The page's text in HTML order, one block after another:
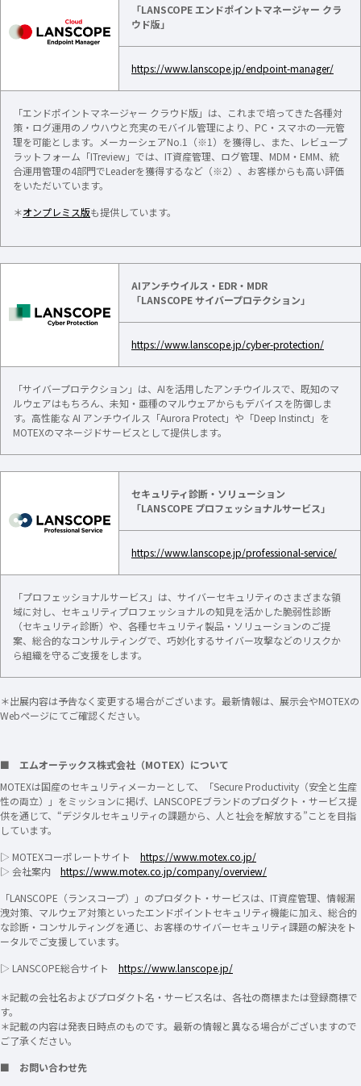
「LANSCOPE エンドポイントマネージャー クラ
ウド版」
https://www.lanscope.jp/endpoint-manager/
「エンドポイントマネージャー クラウド版」は、これまで培ってきた各種対
策・ログ運用のノウハウと充実のモバイル管理により、PC・スマホの一元管
理を可能とします。メーカーシェアNo.1（※1）を獲得し、また、レビュープ
ラットフォーム「ITreview」では、IT資産管理、ログ管理、MDM・EMM、統
合運用管理の4部門でLeaderを獲得するなど（※2）、お客様からも高い評価
をいただいています。
＊オンプレミス版も提供しています。
AIアンチウイルス・EDR・MDR
「LANSCOPE サイバープロテクション」
https://www.lanscope.jp/cyber-protection/
「サイバープロテクション」は、AIを活用したアンチウイルスで、既知のマ
ルウェアはもちろん、未知・亜種のマルウェアからもデバイスを防御しま
す。高性能な AI アンチウイルス「Aurora Protect」や「Deep Instinct」を
MOTEXのマネージドサービスとして提供します。
セキュリティ診断・ソリューション
「LANSCOPE プロフェッショナルサービス」
https://www.lanscope.jp/professional-service/
「プロフェッショナルサービス」は、サイバーセキュリティのさまざまな領
域に対し、セキュリティプロフェッショナルの知見を活かした脆弱性診断
（セキュリティ診断）や、各種セキュリティ製品・ソリューションのご提
案、総合的なコンサルティングで、巧妙化するサイバー攻撃などのリスクか
ら組織を守るご支援をします。
＊出展内容は予告なく変更する場合がございます。最新情報は、展示会やMOTEXの
Webページにてご確認ください。
■ エムオーテックス株式会社（MOTEX）について
MOTEXは国産のセキュリティメーカーとして、「Secure Productivity（安全と生産
性の両立）」をミッションに掲げ、LANSCOPEブランドのプロダクト・サービス提
供を通じて、“デジタルセキュリティの課題から、人と社会を解放する”ことを目指
しています。
▷ MOTEXコーポレートサイト https://www.motex.co.jp/
▷ 会社案内 https://www.motex.co.jp/company/overview/
「LANSCOPE（ランスコープ）」のプロダクト・サービスは、IT資産管理、情報漏
洩対策、マルウェア対策といったエンドポイントセキュリティ機能に加え、総合的
な診断・コンサルティングを通じ、お客様のサイバーセキュリティ課題の解決をト
ータルでご支援しています。
▷ LANSCOPE総合サイト https://www.lanscope.jp/
＊記載の会社名およびプロダクト名・サービス名は、各社の商標または登録商標で
す。
＊記載の内容は発表日時点のものです。最新の情報と異なる場合がございますので
ご了承ください。
■ お問い合わせ先